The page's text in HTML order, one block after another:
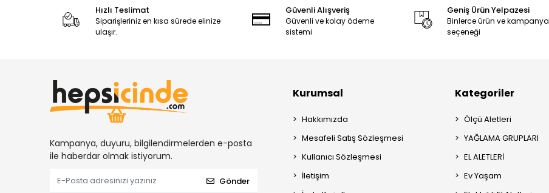
Hızlı Teslimat
Siparişleriniz en kısa sürede elinize
ulaşır.
Güvenli Alışveriş
Güvenli ve kolay ödeme
sistemi
Geniş Ürün Yelpazesi
Binlerce ürün ve kampanya
seçeneği
Kampanya, duyuru, bilgilendirmelerden e-posta
ile haberdar olmak istiyorum.
Gönder
Kurumsal
Hakkımızda
Mesafeli Satış Sözleşmesi
Kullanıcı Sözleşmesi
İletişim
Kategoriler
Ölçü Aletleri
YAĞLAMA GRUPLARI
EL ALETLERİ
Ev Yaşam